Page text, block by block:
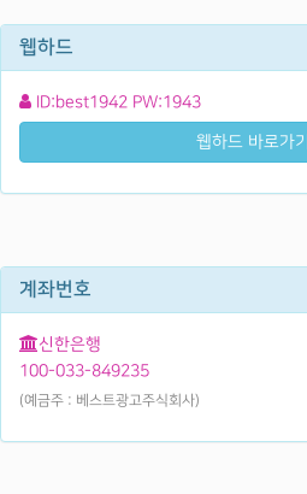
웹하드
ID:best1942 PW:1943
웹하드 바로가기
계좌번호
신한은행
100-033-849235
(예금주 : 베스트광고주식회사)